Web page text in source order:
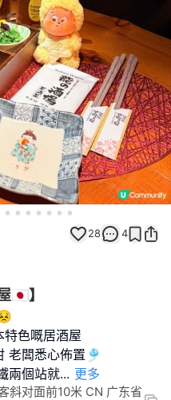
28 4
🇯🇵】
色嘅居酒屋
老闆悉心佈置🎐
兩個站就... 更多
斜对面前10米 CN 广东省